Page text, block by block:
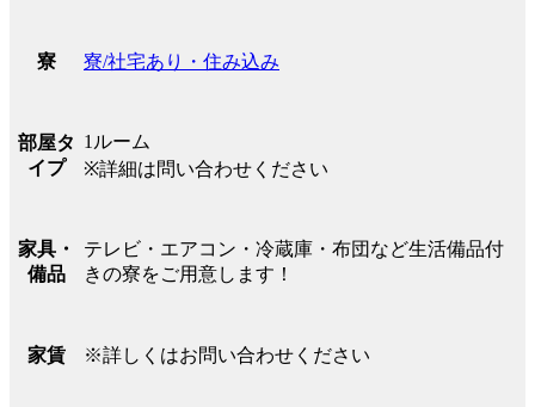
寮 寮/社宅あり・住み込み
部屋タ
イプ
1ルーム
※詳細は問い合わせください
家具・
備品
テレビ・エアコン・冷蔵庫・布団など生活備品付
きの寮をご用意します！
家賃 ※詳しくはお問い合わせください